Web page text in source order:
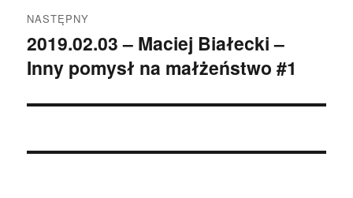
NASTĘPNY
Następny
wpis:
2019.02.03 – Maciej Białecki –
Inny pomysł na małżeństwo #1